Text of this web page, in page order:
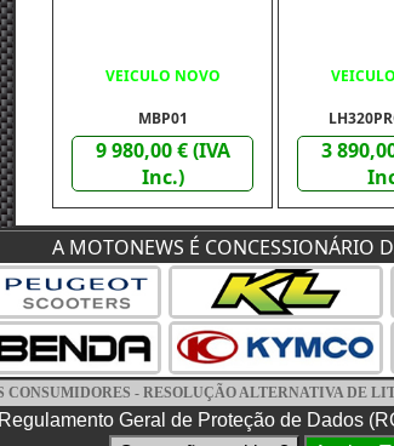
VEICULO NOVO
MBP01
9 980,00 € (IVA
Inc.)
3
BENELLI TRK 702 X BEGE
A MOTONEWS É CONCESSIONÁRIO
- RESOLUÇÃO ALTERNATIVA DE
e actualizada das entidades de resolução alternativa de
de Consumo do Algarve- Morada: Edif. Ninho de empresas,
Geral de Proteção de Dados